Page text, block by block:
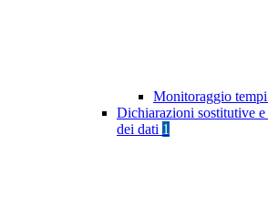
Monitoraggio
Dichiarazioni sostitutive
dei dati 1